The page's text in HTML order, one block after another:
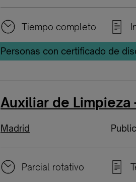
Tiempo completo
Personas con certificado de
Auxiliar de Limpieza
Madrid
Parcial rotativo